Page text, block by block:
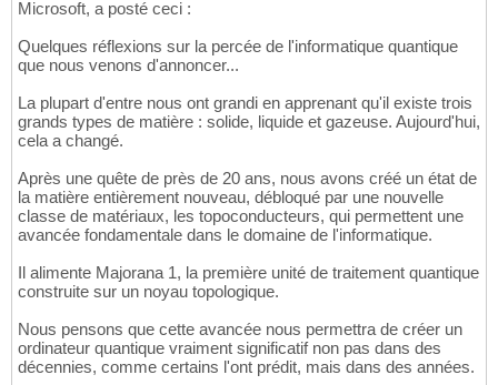
Microsoft, a posté ceci :
Quelques réflexions sur la percée de l'informatique quantique
que nous venons d'annoncer...
La plupart d'entre nous ont grandi en apprenant qu'il existe trois
grands types de matière : solide, liquide et gazeuse. Aujourd'hui,
cela a changé.
Après une quête de près de 20 ans, nous avons créé un état de
la matière entièrement nouveau, débloqué par une nouvelle
classe de matériaux, les topoconducteurs, qui permettent une
avancée fondamentale dans le domaine de l'informatique.
Il alimente Majorana 1, la première unité de traitement quantique
construite sur un noyau topologique.
Nous pensons que cette avancée nous permettra de créer un
ordinateur quantique vraiment significatif non pas dans des
décennies, comme certains l'ont prédit, mais dans des années.